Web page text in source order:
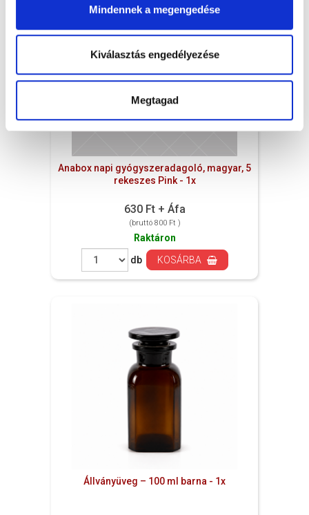
Mindennek a megengedése
Kiválasztás engedélyezése
Megtagad
Anabox napi gyógyszeradagoló, magyar, 5
rekeszes Pink - 1x
630 Ft + Áfa
(bruttó 800 Ft )
Raktáron
db
KOSÁRBA
Állványüveg – 100 ml barna - 1x